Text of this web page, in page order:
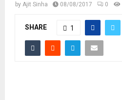
by Ajit Sinha 08/08/2017 0
SHARE 1